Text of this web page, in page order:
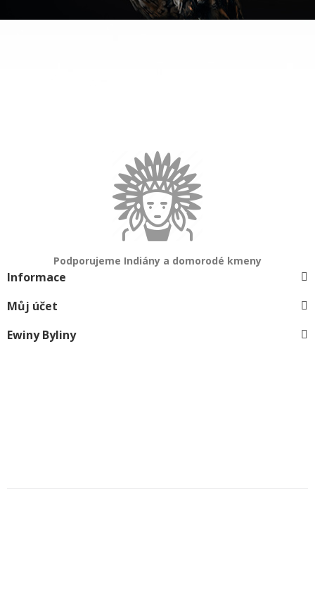
Podporujeme Indiány a domorodé kmeny
Informace
Můj účet
Ewiny Byliny